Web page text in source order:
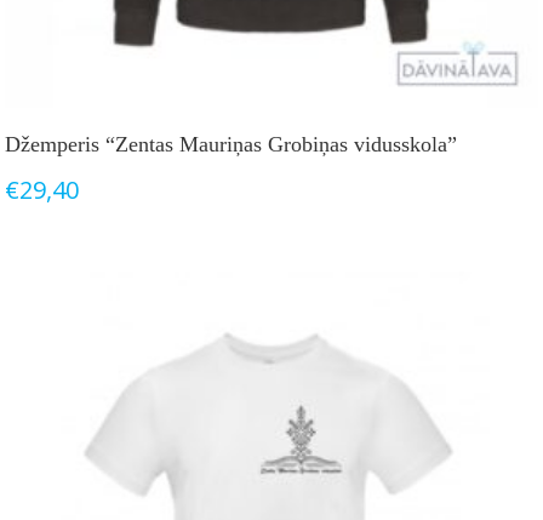
Džemperis “Zentas Mauriņas Grobiņas vidusskola”
€29,40